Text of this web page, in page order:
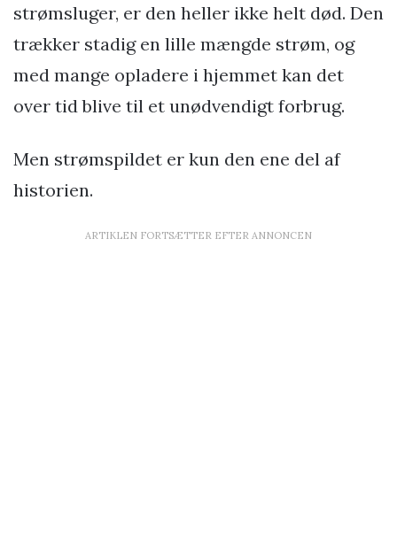
strømsluger, er den heller ikke helt død. Den
trækker stadig en lille mængde strøm, og
med mange opladere i hjemmet kan det
over tid blive til et unødvendigt forbrug.
Men strømspildet er kun den ene del af
historien.
ARTIKLEN FORTSÆTTER EFTER ANNONCEN